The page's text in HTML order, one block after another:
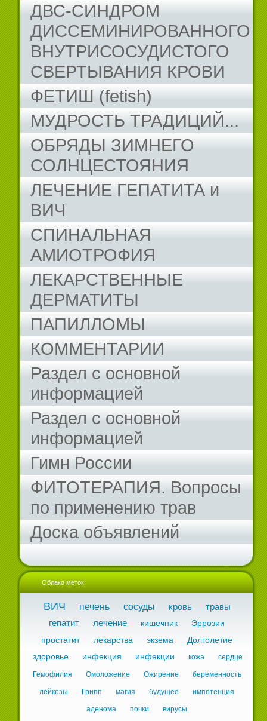
ДВС-СИНДРОМ
ДИССЕМИНИРОВАННОГО
ВНУТРИСОСУДИСТОГО
СВЕРТЫВАНИЯ КРОВИ
ФЕТИШ (fetish)
МУДРОСТЬ ТРАДИЦИЙ...
ОБРЯДЫ ЗИМНЕГО
СОЛНЦЕСТОЯНИЯ
ЛЕЧЕНИЕ ГЕПАТИТА и
ВИЧ
СПИНАЛЬНАЯ
АМИОТРОФИЯ
ЛЕКАРСТВЕННЫЕ
ДЕРМАТИТЫ
ПАПИЛЛОМЫ
КОММЕНТАРИИ
Раздел с основной
информацией
Раздел с основной
информацией
Гимн России
ФИТОТЕРАПИЯ. Вопросы
по применению трав
Доска объявлений
Облако меток
ВИЧ печень сосуды кровь
травы
гепатит
лечение кишечник
Эррозии
простатит
лекарства экзема
Долголетие
здоровье
инфекция инфекции кожа сердце
Гемофилия Омоложение Ожирение беременность
лейкозы Грипп магия будущее импотенция
аденома почки вирусы